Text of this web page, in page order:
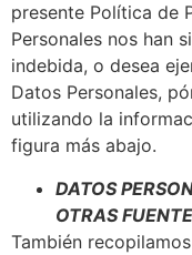
presente Política de
Personales nos han
indebida, o desea
Datos Personales,
utilizando la
figura más abajo.
DATOS
OTRAS
También